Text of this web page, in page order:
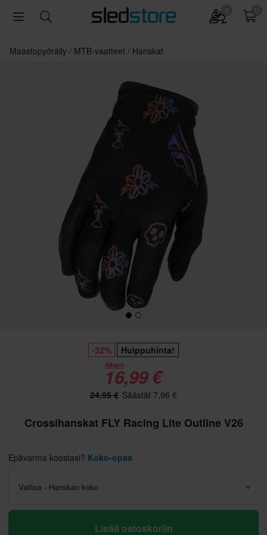
Maastopyöräily MTB-vaatteet Hanskat
-32% Huippuhinta!
Alkaen
16,99 €
24,95 € Säästät 7,96 €
Crossihanskat FLY Racing Lite Outline V26
Epävarma koostasi? Koko-opas
Valitse - Hanskan koko
Lisää ostoskoriin